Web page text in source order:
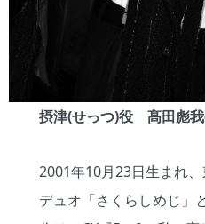
摂津(せっつ)役 髙田彪
2001年10月23日生まれ
デュオ「さくらしめじ」